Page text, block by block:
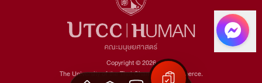
Copyright © 2026
The University of the Thai Chamber of Commerce.